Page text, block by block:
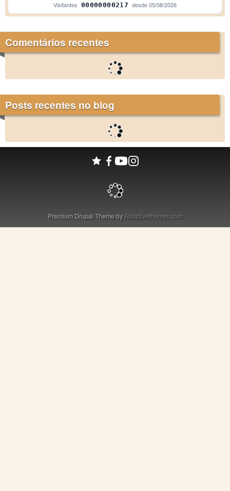
Visitantes 00000000217 desde05/08/2026
Comentários recentes
Posts recentes no blog
Premium Drupal Theme byAdaptivethemes.com